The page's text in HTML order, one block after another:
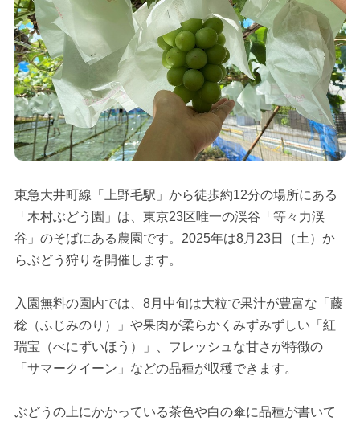
東急大井町線「上野毛駅」から徒歩約12分の場所にある
「木村ぶどう園」は、東京23区唯一の渓谷「等々力渓
谷」のそばにある農園です。2025年は8月23日（土）か
らぶどう狩りを開催します。
入園無料の園内では、8月中旬は大粒で果汁が豊富な「藤
稔（ふじみのり）」や果肉が柔らかくみずみずしい「紅
瑞宝（べにずいほう）」、フレッシュな甘さが特徴の
「サマークイーン」などの品種が収穫できます。
ぶどうの上にかかっている茶色や白の傘に品種が書いて